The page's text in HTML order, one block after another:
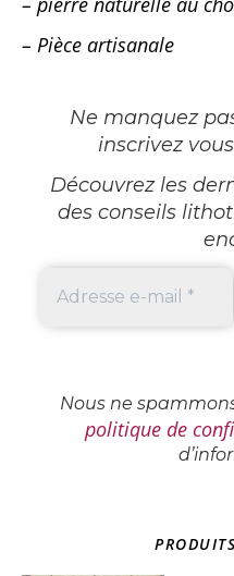
– Pièce artisanale
Ne manquez
inscrivez
Découvrez les
des conseils
Nous ne
politique de